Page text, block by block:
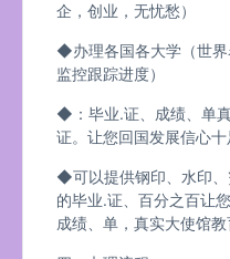
企，创业，无忧愁）
◆办理各国各大学（世
监控跟踪进度）
◆：毕业.证、成绩、单
证。让您回国发展信心十
◆可以提供钢印、水印
的毕业.证、百分之百让
成绩、单，真实大使馆教